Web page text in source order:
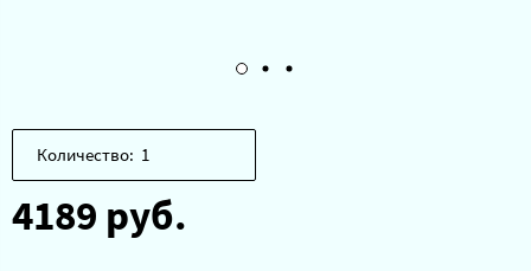
Количество:
4189 руб.